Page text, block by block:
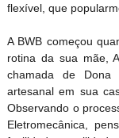
flexível, que
A BWB começou
rotina da sua mãe,
chamada de Dona
artesanal em sua
Observando o
Eletromecânica,